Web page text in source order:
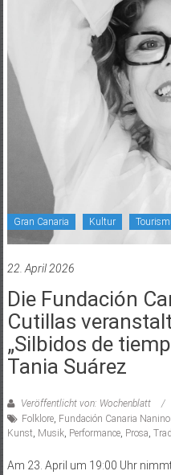
Gran Canaria Kultur
22. April 2026
Die Fundación
Cutillas
„Silbidos de
Tania Suárez
Veröffentlicht von: Wochenblatt
Folklore, Fundación Canaria
Kunst, Musik, Performance, Prosa,
Am 23. April um 19:00 Uhr